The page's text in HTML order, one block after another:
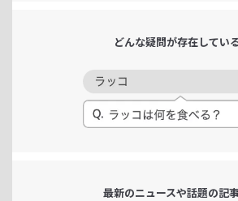
どんな疑問が存在してい
最新のニュースや話題の記